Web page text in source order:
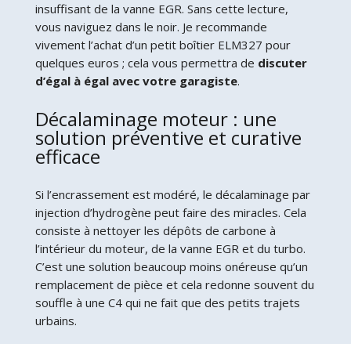
insuffisant de la vanne EGR. Sans cette lecture,
vous naviguez dans le noir. Je recommande
vivement l’achat d’un petit boîtier ELM327 pour
quelques euros ; cela vous permettra de discuter
d’égal à égal avec votre garagiste.
Décalaminage moteur : une
solution préventive et curative
efficace
Si l’encrassement est modéré, le décalaminage par
injection d’hydrogène peut faire des miracles. Cela
consiste à nettoyer les dépôts de carbone à
l’intérieur du moteur, de la vanne EGR et du turbo.
C’est une solution beaucoup moins onéreuse qu’un
remplacement de pièce et cela redonne souvent du
souffle à une C4 qui ne fait que des petits trajets
urbains.